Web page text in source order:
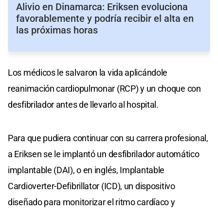
Alivio en Dinamarca: Eriksen evoluciona
favorablemente y podría recibir el alta en
las próximas horas
Los médicos le salvaron la vida aplicándole
reanimación cardiopulmonar (RCP) y un choque con
desfibrilador antes de llevarlo al hospital.
Para que pudiera continuar con su carrera profesional,
a Eriksen se le implantó un desfibrilador automático
implantable (DAI), o en inglés, Implantable
Cardioverter-Defibrillator (ICD), un dispositivo
diseñado para monitorizar el ritmo cardíaco y